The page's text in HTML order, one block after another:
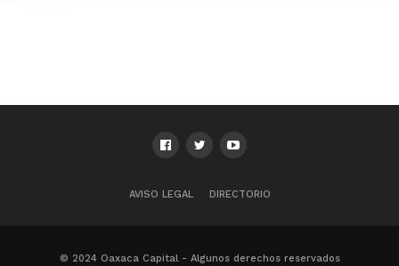
AVISO LEGAL DIRECTORIO
© 2024 Oaxaca Capital - Algunos derechos reservados